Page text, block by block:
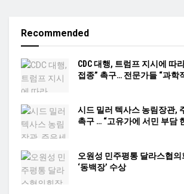
Recommended
CDC 대행, 트럼프 지시에 따
접종” 촉구… 전문가들 “과학
시드 밀러 텍사스 농림장관,
촉구 … “고유가에 서민 부담
오원성 민주평통 달라스협
‘동백장’ 수상